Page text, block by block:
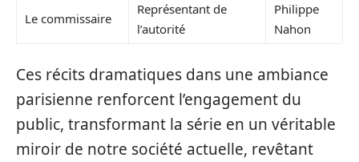
Le commissaire
Représentant de
l’autorité
Philippe
Nahon
Ces récits dramatiques dans une ambiance
parisienne renforcent l’engagement du
public, transformant la série en un véritable
miroir de notre société actuelle, revêtant